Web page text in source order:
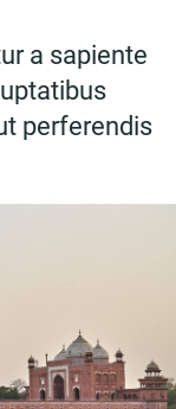
a sapiente
perferendis